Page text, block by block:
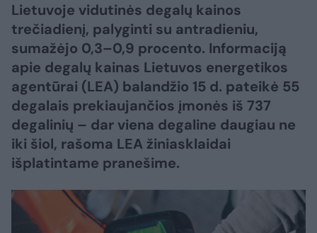
Lietuvoje vidutinės degalų kainos
trečiadienį, palyginti su antradieniu,
sumažėjo 0,3–0,9 procento. Informaciją
apie degalų kainas Lietuvos energetikos
agentūrai (LEA) balandžio 15 d. pateikė 55
degalais prekiaujančios įmonės iš 737
degalinių – dar viena degaline daugiau ne
iki šiol, rašoma LEA žiniasklaidai
išplatintame pranešime.